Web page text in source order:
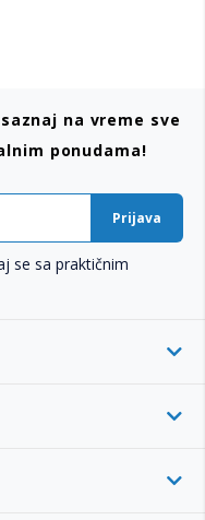
na vreme sve
ponudama!
Prijava
se sa praktičnim